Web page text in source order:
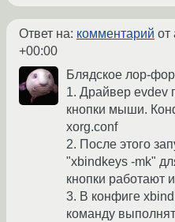
Ответ на: комментарий от
+00:00
Блядское лор-
1. Драйвер evdev
кнопки мыши.
xorg.conf
2. После этого
"xbindkeys -mk"
кнопки работают
3. В конфиге
команду